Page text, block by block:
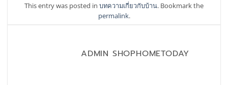
This entry was posted in บทความเกี่ยวกับบ้าน. Bookmark the
permalink.
ADMIN SHOPHOMETODAY